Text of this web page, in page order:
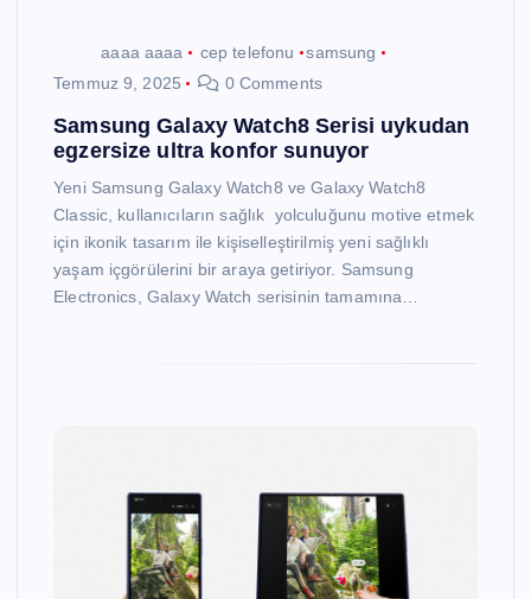
aaaa aaaa cep telefonu
samsung
Temmuz 9, 2025
0 Comments
Samsung Galaxy Watch8 Serisi uykudan
egzersize ultra konfor sunuyor
Yeni Samsung Galaxy Watch8 ve Galaxy Watch8
Classic, kullanıcıların sağlık yolculuğunu motive etmek
için ikonik tasarım ile kişiselleştirilmiş yeni sağlıklı
yaşam içgörülerini bir araya getiriyor. Samsung
Electronics, Galaxy Watch serisinin tamamına…